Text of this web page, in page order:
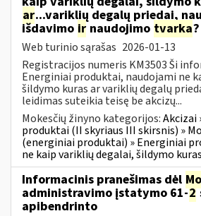
ar...variklių degalų priedai,
išdavimo ir naudojimo tvarka?
Web turinio sąrašas 2026-01-13
Registracijos numeris KM3503 Ši
Energiniai produktai, naudojami ne
šildymo kuras ar variklių degalų
leidimas suteikia teisę be akcizų...
Mokesčių žinyno kategorijos:Akcizai
produktai (II skyriaus III skirsnis) »
(energiniai produktai) » Energiniai
ne kaip variklių degalai, šildymo
Informacinis pranešimas dėl
administravimo įstatymo 61-2
apibendrinto